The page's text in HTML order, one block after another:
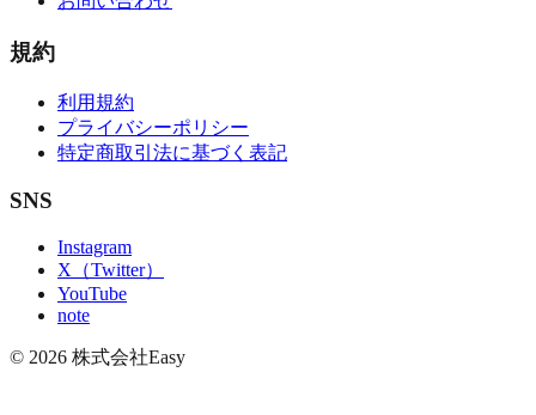
規約
利用規約
プライバシーポリシー
特定商取引法に基づく表記
SNS
Instagram
X（Twitter）
YouTube
note
© 2026 株式会社Easy